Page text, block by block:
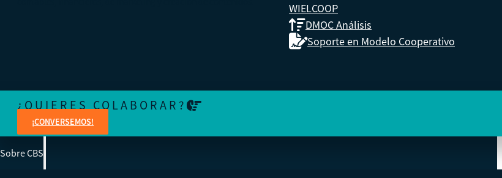
WIELCOOP
DMOC Análisis
Soporte en Modelo Cooperativo
¿QUIERES COLABORAR?
¡CONVERSEMOS!
Sobre CBS